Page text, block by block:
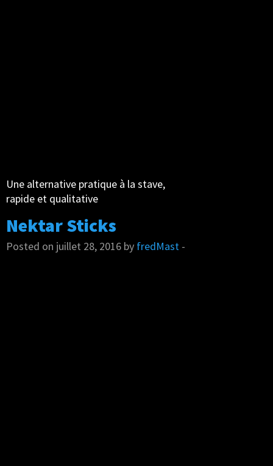
Une alternative pratique à la stave,
rapide et qualitative
Nektar Sticks
Posted on juillet 28, 2016 by fredMast -